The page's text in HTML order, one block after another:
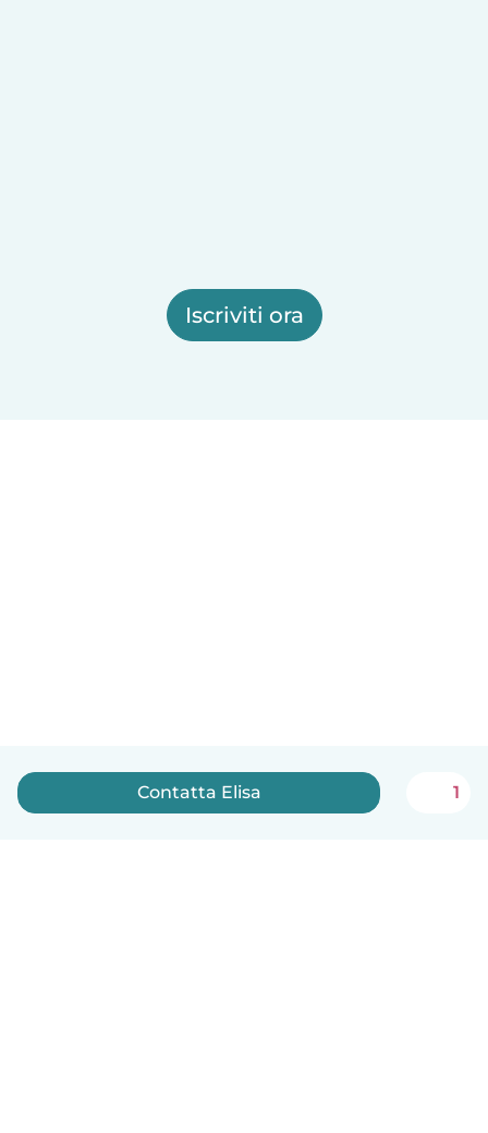
Iscriviti ora
Contatta Elisa 1